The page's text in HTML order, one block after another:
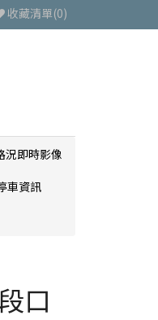
收藏清單(0)
況即時影像
車資訊
口